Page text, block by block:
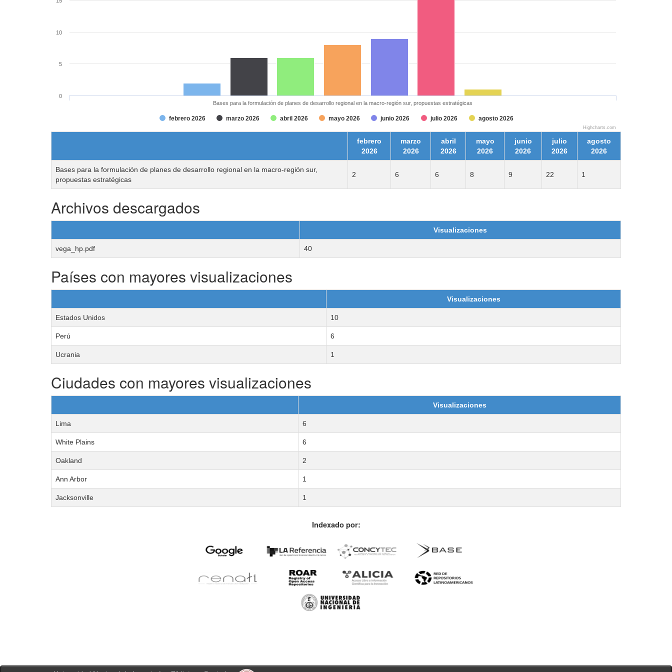
febrero 2026 marzo 2026 abril 2026 mayo 2026 junio 2026 julio 2026 agosto 2026
Bases para la formulación de planes de desarrollo regional en la macro-región sur, propuestas estratégicas
0
5
10
Highcharts.com
febrero
2026
marzo
2026
abril
2026
mayo
2026
junio
2026
julio
2026
agosto
2026
Bases para la formulación de planes de desarrollo regional en la macro-región sur,
propuestas estratégicas
2 6 6 8 9 22 1
Archivos descargados
Visualizaciones
vega_hp.pdf 40
Países con mayores visualizaciones
Visualizaciones
Estados Unidos 10
Perú 6
Ucrania 1
Ciudades con mayores visualizaciones
Visualizaciones
Lima 6
White Plains 6
Oakland 2
Ann Arbor 1
Jacksonville 1
Indexado por: